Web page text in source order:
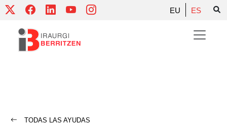
Skip
content
EU ES
TODAS LAS AYUDAS